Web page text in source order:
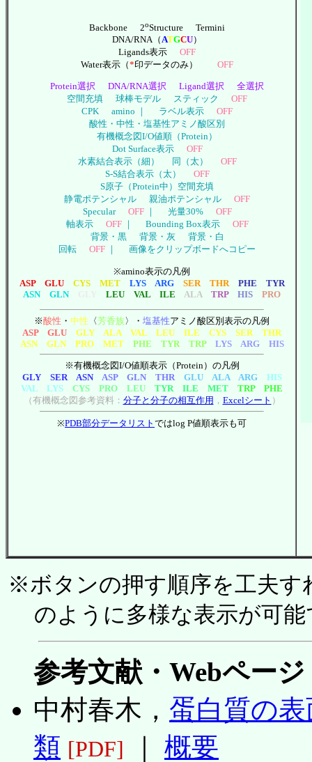
Backbone 2oStructure
Termini
DNA/RNA（ATGCU）
Ligands表示
OFF
Water表示（*印データのみ） OFF
Protein選択 DNA/RNA選択 Ligand選択
全選択
空間充填
球棒モデル スティック
OFF
CPK
amino ｜ ラベル表示
OFF
酸性・中性・塩基性アミノ酸区別
有機概念図I/O値順（Protein）
Dot Surface表示
OFF
水素結合表示（細）
同（太）
OFF
S-S結合表示（太）
OFF
S原子（Protein中）空間充填
静電ポテンシャル
親油ポテンシャル
OFF
Specular
OFF｜ 光量30%
OFF
軸表示
OFF｜ Bounding Box表示
OFF
背景・黒
背景・灰
背景・白
回転
OFF ｜ 画像をクリップボードへコピー
※amino表示の凡例
ASP GLU
CYS MET LYS ARG SER THR
PHE TYR
ASN GLN
LEU VAL ILE ALA TRP HIS PRO
※酸性 ・ 中性 〈芳香族〉・ 塩基性アミノ酸区別表示の凡例
ASP GLU
GLY ALA VAL LEU ILE CYS SER THR
ASN GLN PRO MET
PHE TYR TRP LYS ARG HIS
※有機概念図I/O値順表示（Protein）の凡例
GLY SER ASN
ASP GLN THR GLU ALA ARG
HIS
VAL LYS
CYS PRO LEU TYR ILE MET
TRP PHE
（有機概念図参考資料： 分子と分子の相互作用 ， Excelシート ）
※PDB部分データリスト ではlog P値順表示も可
※ボタンの押す順序を工夫す
のように多様な表示が可
参考文献・Webページ
中村春木， 蛋白質の
類 [PDF]
概要